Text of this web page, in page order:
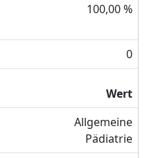
100,00 %
0
Wert
Allgemeine
Pädiatrie